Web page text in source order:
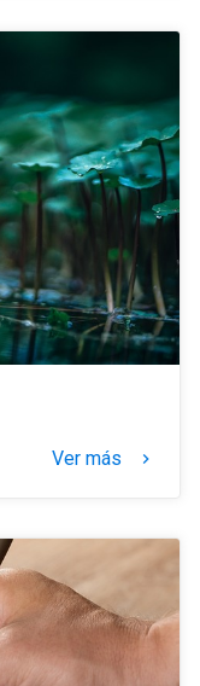
Ver más keyboard_arrow_right